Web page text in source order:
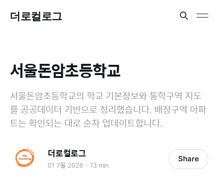
더로컬로그
서울돈암초등학교
서울돈암초등학교의 학교 기본정보와 통학구역 지도
를 공공데이터 기반으로 정리했습니다. 배정구역 아파
트는 확인되는 대로 순차 업데이트합니다.
더로컬로그
01 7월 2026 13 min
Share